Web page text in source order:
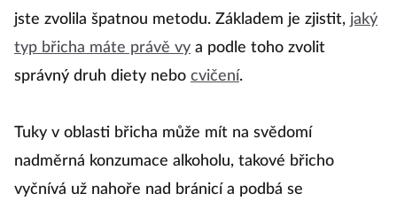
jste zvolila špatnou metodu. Základem je zjistit, jaký
typ břicha máte právě vy a podle toho zvolit
správný druh diety nebo cvičení.
Tuky v oblasti břicha může mít na svědomí
nadměrná konzumace alkoholu, takové břicho
vyčnívá už nahoře nad bránicí a podbá se